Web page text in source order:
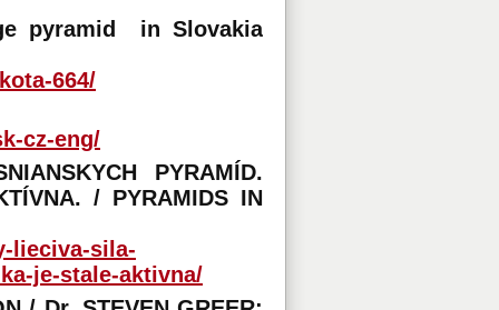
pyramid in Slovakia
664/
cz-eng/
PYRAMÍD.
/ PYRAMIDS IN
lieciva-sila-
je-stale-aktivna/